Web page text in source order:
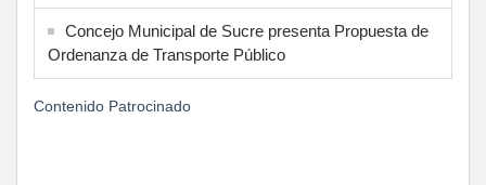
Concejo Municipal de Sucre presenta Propuesta de
Ordenanza de Transporte Público
Contenido Patrocinado